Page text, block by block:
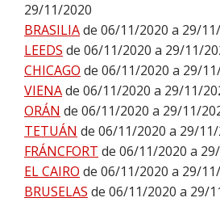
29/11/2020
BRASILIAde 06/11/2020 a 29/
LEEDS de 06/11/2020 a 29/11/
CHICAGO de 06/11/2020 a 29/
VIENAde 06/11/2020 a 29/11/
ORÁN de 06/11/2020 a 29/11/
TETUÁN de 06/11/2020 a 29/
FRÁNCFORT de 06/11/2020 a
EL CAIRO de 06/11/2020 a 29/
BRUSELAS de 06/11/2020 a 29/